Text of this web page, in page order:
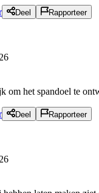
Deel Rapporteer
om het spandoel te
Deel Rapporteer